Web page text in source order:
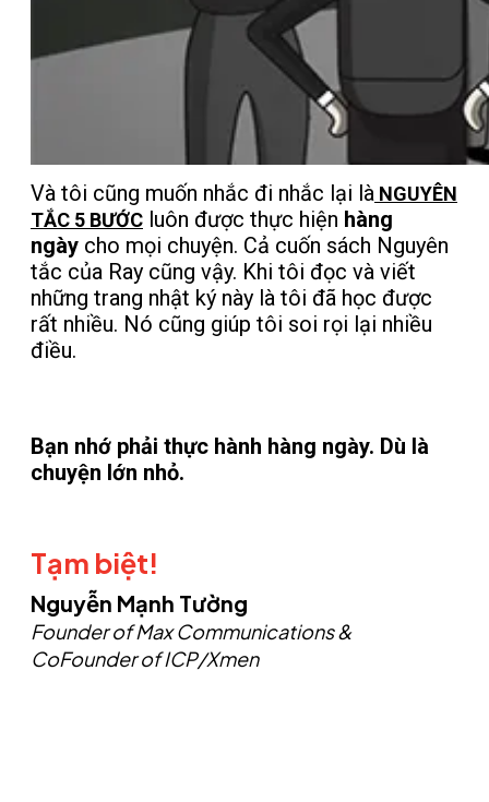
Và tôi cũng muốn nhắc đi nhắc lại là NGUYÊN
TẮC 5 BƯỚC luôn được thực hiện hàng
ngày cho mọi chuyện. Cả cuốn sách Nguyên
tắc của Ray cũng vậy. Khi tôi đọc và viết
những trang nhật ký này là tôi đã học được
rất nhiều. Nó cũng giúp tôi soi rọi lại nhiều
điều.
Bạn nhớ phải thực hành hàng ngày. Dù là
chuyện lớn nhỏ.
Tạm biệt!
Nguyễn Mạnh Tường
Founder of Max Communications &
CoFounder of ICP/Xmen